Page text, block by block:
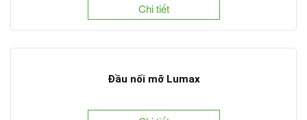
Chi tiết
Đầu nối mỡ Lumax